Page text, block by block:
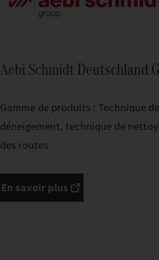
Aebi Schmidt Deutschland
Gamme de produits : Technique de
déneigement, technique de
des routes
En savoir plus